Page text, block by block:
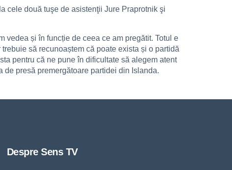
cele două tuşe de asistenţii Jure Praprotnik şi
vedea și în funcție de ceea ce am pregătit. Totul e
să recunoaștem că poate exista și o partidă
pentru că ne pune în dificultate să alegem atent
de presă premergătoare partidei din Islanda.
Despre Sens TV